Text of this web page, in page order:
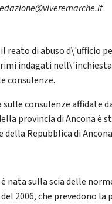
reato di abuso d\'ufficio
indagati
consulenze.
consulenze affidate
provincia di Ancona è
Repubblica di
nata sulla scia delle
2006, che prevedono